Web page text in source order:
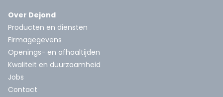
Over Dejond
Producten en diensten
Firmagegevens
Openings- en afhaaltijden
Kwaliteit en duurzaamheid
Jobs
Contact